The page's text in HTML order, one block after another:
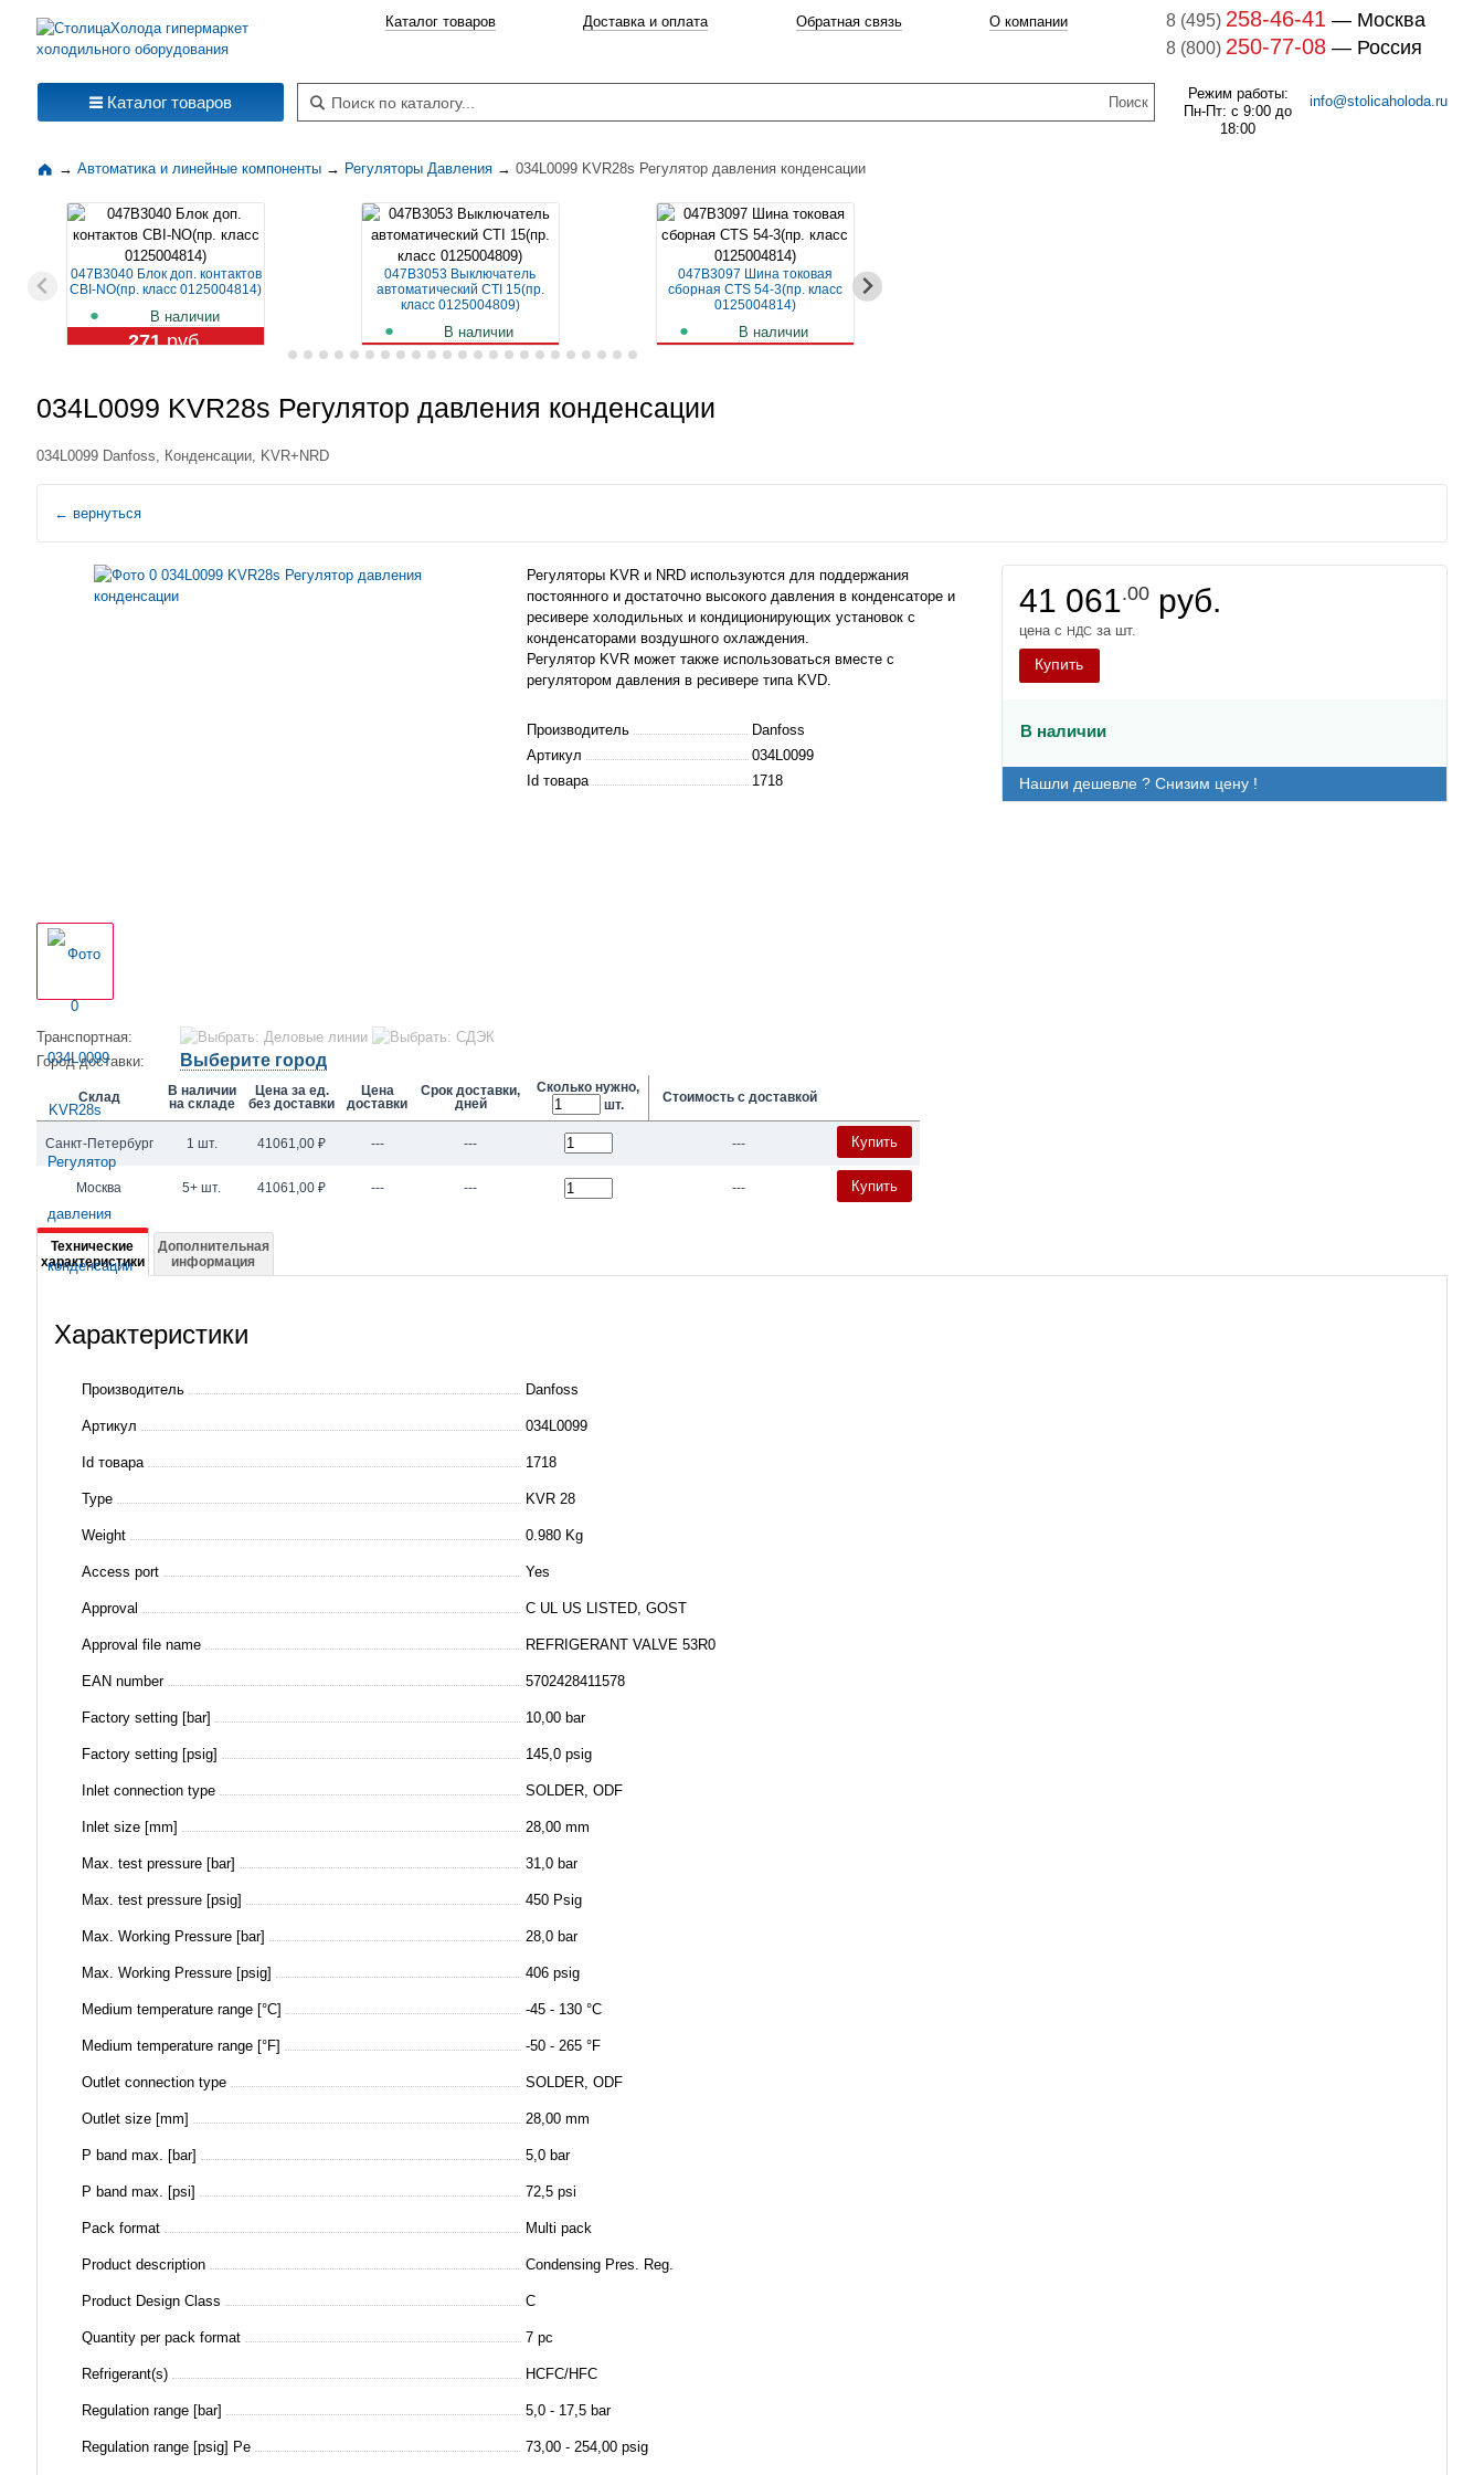
Каталог товаров Доставка и оплата Обратная связь О компании
Поиск по каталогу
8 (495) 258-46-41 — Москва
8 (800) 250-77-08 — Россия
Режим работы:
Пн-Пт: с 9:00 до
18:00
info@stolicaholoda.ru
Каталог товаров
→ Автоматика и линейные компоненты → Регуляторы Давления → 034L0099 KVR28s Регулятор давления конденсации
047B3040 Блок доп. контактов
CBI-NO(пр. класс 0125004814)
В наличии
271руб.
047B3053 Выключатель
автоматический CTI 15(пр.
класс 0125004809)
В наличии
1 119 руб.
047B3097 Шина токовая
сборная CTS 54-3(пр. класс
0125004814)
В наличии
034L0099 KVR28s Регулятор давления конденсации
034L0099 Danfoss, Конденсации, KVR+NRD
← вернуться
Регуляторы KVR и NRD используются для поддержания
постоянного и достаточновысокого давления в конденсаторе и
ресивере холодильных и кондиционирующих установок с
конденсаторами воздушного охлаждения.
Регулятор KVR может также использоваться вместе с
регулятором давления в ресивере типа KVD.
Производитель
Danfoss
Артикул
034L0099
Id товара
1718
41 061.00 руб.
цена с НДС за шт.
Купить
В наличии
Нашли дешевле ? Снизим цену !
Транспортная:
Город доставки:
Выберите город
Склад
В наличии
на складе
Цена за ед.
без доставки
Цена
доставки
Срок доставки,
дней
Сколько нужно,
шт.
Стоимость с доставкой
Санкт-Петербург 1 шт. 41061,00 ₽ --- --- --- Купить
Москва 5+ шт. 41061,00 ₽ --- --- --- Купить
Подробная
информация
034L0099
Регулятор
давления
конденсации
Технические
характеристики
Дополнительная
информация
Характеристики
Производитель Danfoss
Артикул 034L0099
Id товара 1718
Type KVR 28
Weight 0.980 Kg
Access port Yes
Approval C UL US LISTED, GOST
Approval file name REFRIGERANT VALVE 53R0
EAN number 5702428411578
Factory setting [bar] 10,00 bar
Factory setting [psig] 145,0 psig
Inlet connection type SOLDER, ODF
Inlet size [mm] 28,00 mm
Max. test pressure [bar] 31,0 bar
Max. test pressure [psig] 450 Psig
Max. Working Pressure [bar] 28,0 bar
Max. Working Pressure [psig] 406 psig
Medium temperature range [°C] -45 - 130 °C
Medium temperature range [°F] -50 - 265 °F
Outlet connection type SOLDER, ODF
Outlet size [mm] 28,00 mm
P band max. [bar] 5,0 bar
P band max. [psi] 72,5 psi
Pack format Multi pack
Product description Condensing Pres. Reg.
Product Design Class C
Quantity per pack format 7 pc
Refrigerant(s) HCFC/HFC
Regulation range [bar] 5,0 - 17,5 bar
Regulation range [psig] Pe 73,00 - 254,00 psig